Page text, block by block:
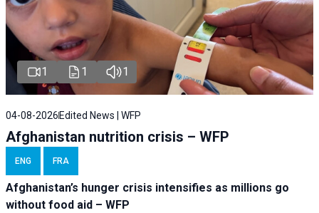
1 1 1
04-08-2026 Edited News | WFP
Afghanistan nutrition crisis – WFP
ENG FRA
Afghanistan’s hunger crisis intensifies as millions go
without food aid – WFP